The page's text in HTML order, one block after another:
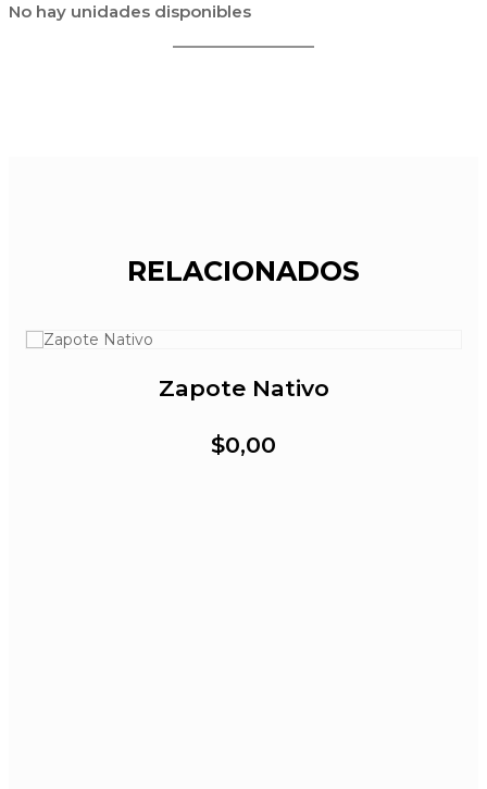
No hay unidades disponibles
RELACIONADOS
Zapote Nativo
$0,00